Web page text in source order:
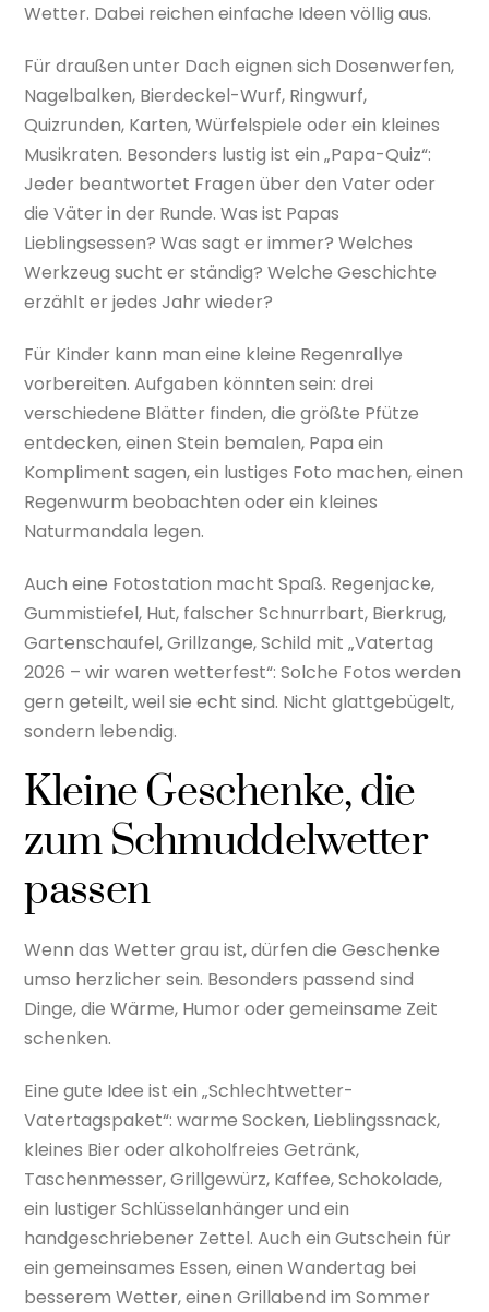
Wetter. Dabei reichen einfache Ideen völlig aus.
Für draußen unter Dach eignen sich Dosenwerfen,
Nagelbalken, Bierdeckel-Wurf, Ringwurf,
Quizrunden, Karten, Würfelspiele oder ein kleines
Musikraten. Besonders lustig ist ein „Papa-Quiz“:
Jeder beantwortet Fragen über den Vater oder
die Väter in der Runde. Was ist Papas
Lieblingsessen? Was sagt er immer? Welches
Werkzeug sucht er ständig? Welche Geschichte
erzählt er jedes Jahr wieder?
Für Kinder kann man eine kleine Regenrallye
vorbereiten. Aufgaben könnten sein: drei
verschiedene Blätter finden, die größte Pfütze
entdecken, einen Stein bemalen, Papa ein
Kompliment sagen, ein lustiges Foto machen, einen
Regenwurm beobachten oder ein kleines
Naturmandala legen.
Auch eine Fotostation macht Spaß. Regenjacke,
Gummistiefel, Hut, falscher Schnurrbart, Bierkrug,
Gartenschaufel, Grillzange, Schild mit „Vatertag
2026 – wir waren wetterfest“: Solche Fotos werden
gern geteilt, weil sie echt sind. Nicht glattgebügelt,
sondern lebendig.
Kleine Geschenke, die
zum Schmuddelwetter
passen
Wenn das Wetter grau ist, dürfen die Geschenke
umso herzlicher sein. Besonders passend sind
Dinge, die Wärme, Humor oder gemeinsame Zeit
schenken.
Eine gute Idee ist ein „Schlechtwetter-
Vatertagspaket“: warme Socken, Lieblingssnack,
kleines Bier oder alkoholfreies Getränk,
Taschenmesser, Grillgewürz, Kaffee, Schokolade,
ein lustiger Schlüsselanhänger und ein
handgeschriebener Zettel. Auch ein Gutschein für
ein gemeinsames Essen, einen Wandertag bei
besserem Wetter, einen Grillabend im Sommer